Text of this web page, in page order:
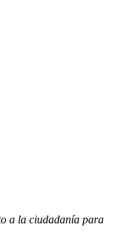
a la ciudadanía para